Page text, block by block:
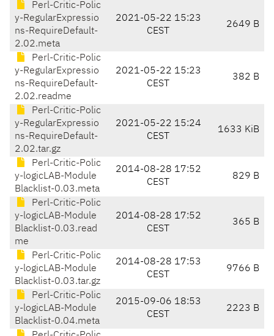
Perl-Critic-Polic
y-RegularExpressio
ns-RequireDefault-
2.02.meta
2021-05-22 15:23
CEST
2649 B
Perl-Critic-Polic
y-RegularExpressio
ns-RequireDefault-
2.02.readme
2021-05-22 15:23
CEST
382 B
Perl-Critic-Polic
y-RegularExpressio
ns-RequireDefault-
2.02.tar.gz
2021-05-22 15:24
CEST
1633 KiB
Perl-Critic-Polic
y-logicLAB-Module
Blacklist-0.03.meta
2014-08-28 17:52
CEST
829 B
Perl-Critic-Polic
y-logicLAB-Module
Blacklist-0.03.read
me
2014-08-28 17:52
CEST
365 B
Perl-Critic-Polic
y-logicLAB-Module
Blacklist-0.03.tar.gz
2014-08-28 17:53
CEST
9766 B
Perl-Critic-Polic
y-logicLAB-Module
Blacklist-0.04.meta
2015-09-06 18:53
CEST
2223 B